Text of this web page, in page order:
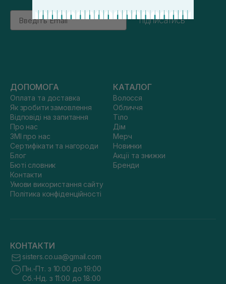
Email
підписатись
ДОПОМОГА
Оплата та доставка
Як зробити замовлення
Відповіді на запитання
Про нас
ЗМІ про нас
Сертифікати та нагороди
Блог
Бюті словник
Контакти
Умови використання сайту
Політика конфіденційності
КАТАЛОГ
Волосся
Обличчя
Тіло
Дім
Мерч
Новинки
Акції та знижки
Бренди
КОНТАКТИ
sisters.co.ua@gmail.com
Пн.-Пт. з 10:00 до 19:00
Сб.-Нд. з 11:00 до 18:00